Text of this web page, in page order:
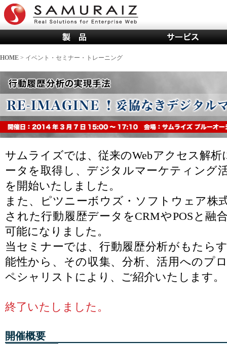
HOME > イベント・セミナー・トレーニング
サムライズでは、従来のWebアクセス解
ータを取得し、デジタルマーケティング
を開始いたしました。
また、ピツニーボウズ・ソフトウェア株
された行動履歴データをCRMやPOSと融
可能になりました。
当セミナーでは、行動履歴分析がもたら
能性から、その収集、分析、活用へのプ
ペシャリストにより、ご紹介いたします。
終了いたしました。
開催概要